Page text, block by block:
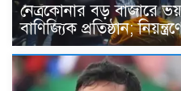
নেত্রকোনার বড় বাজারে
বাণিজ্যিক প্রতিষ্ঠান;